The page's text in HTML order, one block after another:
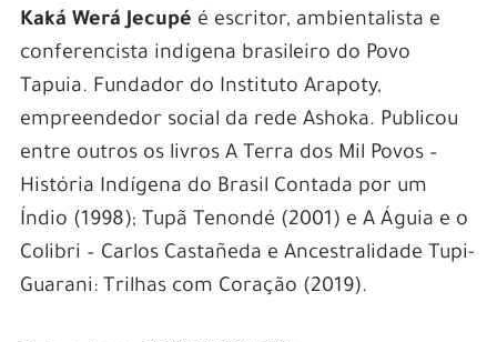
Kaká Werá Jecupé é escritor, ambientalista e
conferencista indígena brasileiro do Povo
Tapuia. Fundador do Instituto Arapoty,
empreendedor social da rede Ashoka. Publicou
entre outros os livros A Terra dos Mil Povos –
História Indígena do Brasil Contada por um
Índio (1998); Tupã Tenondé (2001) e A Águia e o
Colibri – Carlos Castañeda e Ancestralidade Tupi-
Guarani: Trilhas com Coração (2019).